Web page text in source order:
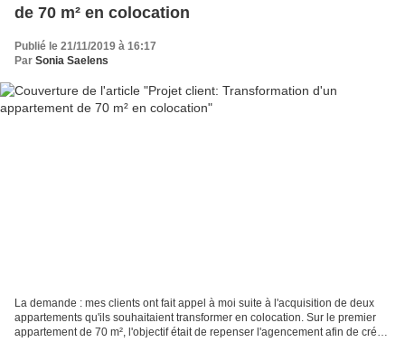
de 70 m² en colocation
Publié le 21/11/2019 à 16:17
Par Sonia Saelens
La demande : mes clients ont fait appel à moi suite à l'acquisition de deux
appartements qu'ils souhaitaient transformer en colocation. Sur le premier
appartement de 70 m², l'objectif était de repenser l'agencement afin de créer